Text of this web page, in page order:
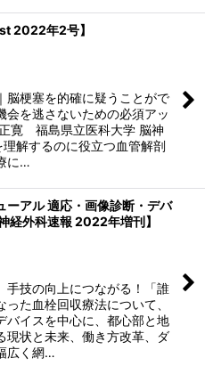
2022年2号】
脳梗塞を的確に疑うことがで
会を逃さないための必須アッ
福島県立医科大学 脳神
解するのに役立つ血管解剖
に…
ーアル 適応・画像診断・デバ
経外科速報 2022年増刊】
手技の向上につながる！「誰
った血栓回収療法について、
バイスを中心に、都心部と地
現状と未来、働き方改革、ダ
広く網…